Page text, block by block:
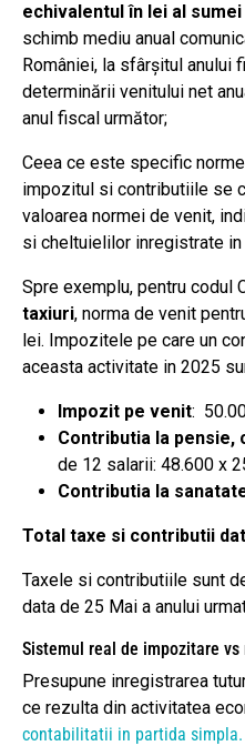
echivalentul în lei al
schimb mediu anual
României, la sfârșitul anului
determinării venitului net
anul fiscal următor;
Ceea ce este specific
impozitul si contributiile se
valoarea normei de venit,
si cheltuielilor inregistrate in
Spre exemplu, pentru codul
taxiuri, norma de venit
lei. Impozitele pe care un
aceasta activitate in 2025
Impozit pe venit:
Contributia la pensie,
de 12 salarii: 48.600 x
Contributia la
Total taxe si contributii
Taxele si contributiile sunt
data de 25 Mai a anului
Sistemul real de impozitare
Presupune inregistrarea
ce rezulta din activitatea
contabilitatii in partida simpla.